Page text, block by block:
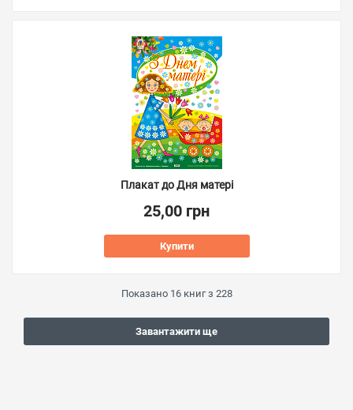
Плакат до Дня матері
25,00 грн
Купити
Показано 16книг з 228
Завантажити ще